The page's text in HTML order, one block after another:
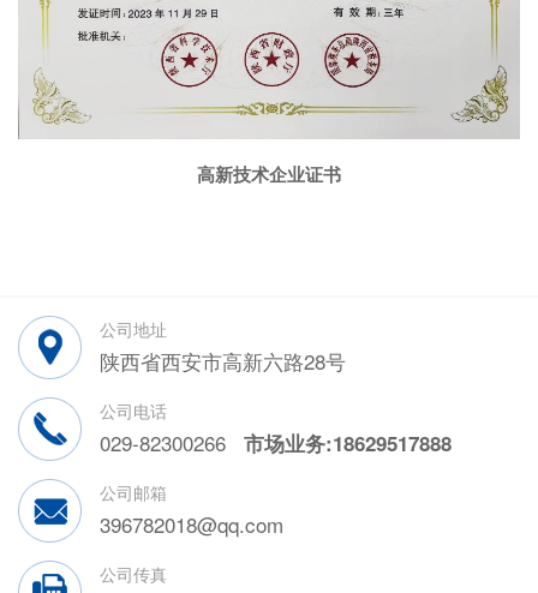
高新技术企业证书
公司地址
陕西省西安市高新六路28号
公司电话
029-82300266 市场业务:18629517888
公司邮箱
396782018@qq.com
公司传真